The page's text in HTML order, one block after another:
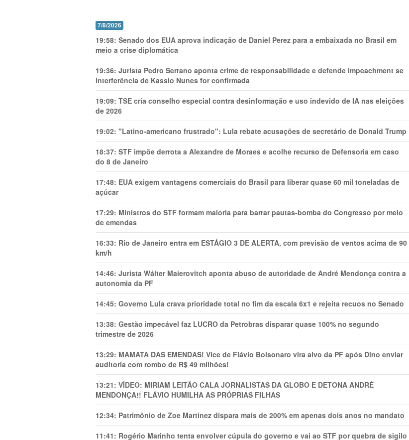
7/8/2026
19:58: Senado dos EUA aprova indicação de Daniel Perez para a embaixada no Brasil em
meio a crise diplomática
19:36: Jurista Pedro Serrano aponta crime de responsabilidade e defende impeachment se
interferência de Kassio Nunes for confirmada
19:09: TSE cria conselho especial contra desinformação e uso indevido de IA nas eleições
de 2026
19:02: "Latino-americano frustrado": Lula rebate acusações de secretário de Donald Trump
18:37: STF impõe derrota a Alexandre de Moraes e acolhe recurso de Defensoria em caso
do 8 de Janeiro
17:48: EUA exigem vantagens comerciais do Brasil para liberar quase 60 mil toneladas de
açúcar
17:29: Ministros do STF formam maioria para barrar pautas-bomba do Congresso por meio
de emendas
16:33: Rio de Janeiro entra em ESTÁGIO 3 DE ALERTA, com previsão de ventos acima de 90
km/h
14:46: Jurista Wálter Maierovitch aponta abuso de autoridade de André Mendonça contra a
autonomia da PF
14:45: Governo Lula crava prioridade total no fim da escala 6x1 e rejeita recuos no Senado
13:38: Gestão impecável faz LUCRO da Petrobras disparar quase 100% no segundo
trimestre de 2026
13:29: MAMATA DAS EMENDAS! Vice de Flávio Bolsonaro vira alvo da PF após Dino enviar
auditoria com rombo de R$ 49 milhões!
13:21: VÍDEO: MIRIAM LEITÃO CALA JORNALISTAS DA GLOBO E DETONA ANDRÉ
MENDONÇA!! FLÁVIO HUMILHA AS PRÓPRIAS FILHAS
12:34: Patrimônio de Zoe Martínez dispara mais de 200% em apenas dois anos no mandato
11:41: Rogério Marinho tenta envolver cúpula do governo e vai ao STF por quebra de sigilo